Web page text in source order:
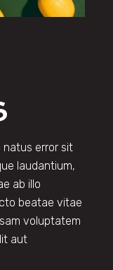
natus error sit
laudantium,
ab illo
beatae vitae
voluptatem
aut